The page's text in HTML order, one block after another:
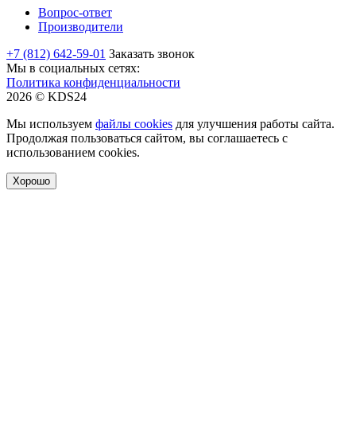
Вопрос-ответ
Производители
+7 (812) 642-59-01 Заказать звонок
Мы в социальных сетях:
Политика конфиденциальности
2026 © KDS24
Мы используем файлы cookies для улучшения работы сайта.
Продолжая пользоваться сайтом, вы соглашаетесь с
использованием cookies.
Хорошо